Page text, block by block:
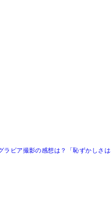
ビア撮影の感想は？「恥ずかしさ